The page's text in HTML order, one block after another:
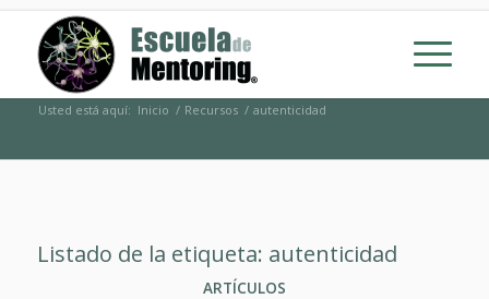
Usted está aquí: Inicio / Recursos / autenticidad
Listado de la etiqueta: autenticidad
ARTÍCULOS